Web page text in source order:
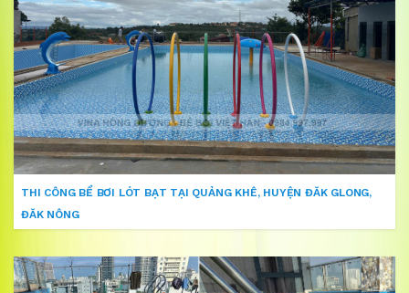
THI CÔNG BỂ BƠI LÓT BẠT TẠI QUẢNG KHÊ, HUYỆN ĐĂK GLONG,
ĐĂK NÔNG